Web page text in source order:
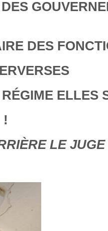
DES
DES
ELLES
!
LE JUGE